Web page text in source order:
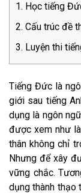
Học tiếng
Cấu trúc đề
Luyện thi
Tiếng Đức là
giới sau tiếng
dụng là ngôn
được xem như
thân không chỉ
Nhưng để xây
vững chắc.
dụng thành thạo